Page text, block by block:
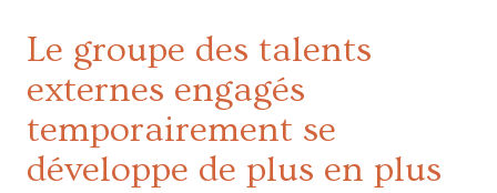
Le groupe des talents
externes engagés
temporairement se
développe de plus en plus